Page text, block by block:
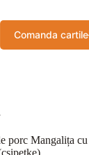
Comanda cartile
porc Mangalița cu